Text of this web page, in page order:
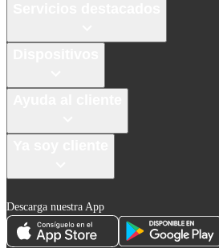
Descarga nuestra App